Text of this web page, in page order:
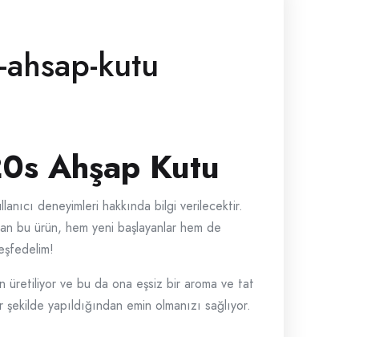
kutu
Ahşap Kutu
deneyimleri hakkında bilgi verilecektir.
bu ürün, hem yeni başlayanlar hem de
üretiliyor ve bu da ona eşsiz bir aroma ve tat
yapıldığından emin olmanızı sağlıyor.